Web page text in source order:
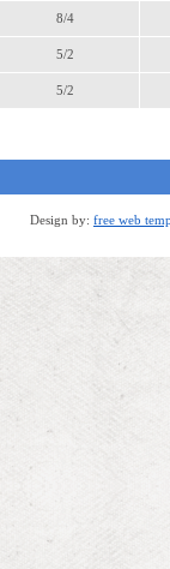
8/4
5/2
5/2
Design by: free web